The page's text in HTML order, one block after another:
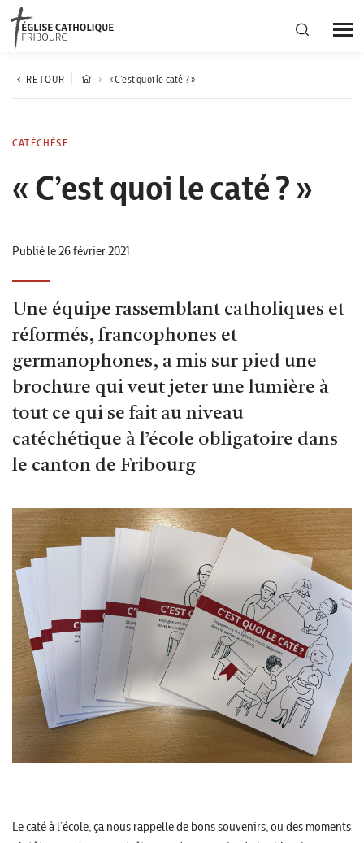
Région diocésaine
Agenda
RETOUR « C’est quoi le caté ? »
CATÉCHÈSE
« C’est quoi le caté ? »
Publié le 26 février 2021
Une équipe rassemblant catholiques et
réformés, francophones et
germanophones, a mis sur pied une
brochure qui veut jeter une lumière à
tout ce qui se fait au niveau
catéchétique à l’école obligatoire dans
le canton de Fribourg
Le caté à l’école, ça nous rappelle de bons souvenirs, ou des moments